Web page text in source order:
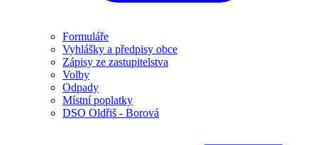
Formuláře
Vyhlášky a předpisy obce
Zápisy ze zastupitelstva
Volby
Odpady
Místní poplatky
DSO Oldřiš - Borová